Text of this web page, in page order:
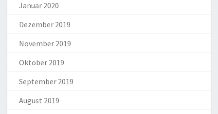
Januar 2020
Dezember 2019
November 2019
Oktober 2019
September 2019
August 2019